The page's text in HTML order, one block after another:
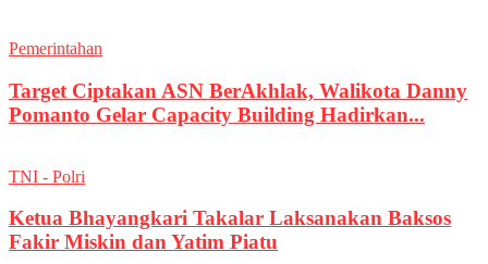
Pemerintahan
Target Ciptakan ASN BerAkhlak, Walikota Danny
Pomanto Gelar Capacity Building Hadirkan...
TNI - Polri
Ketua Bhayangkari Takalar Laksanakan Baksos
Fakir Miskin dan Yatim Piatu